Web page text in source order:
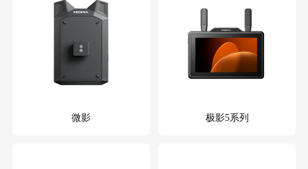
微影 极影5系列